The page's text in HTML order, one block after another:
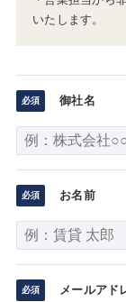
いたします。
御社名
お名前
メールアド